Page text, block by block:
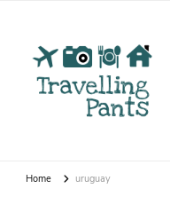
Home uruguay